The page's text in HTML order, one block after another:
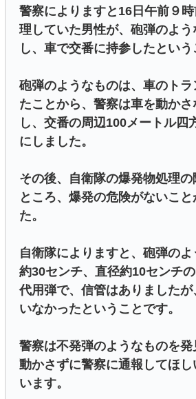
警察によりますと16日午前９
理していた男性が、砲弾のよ
し、車で交番に持参したという
砲弾のようなものは、車のト
たことから、警察は車を動か
し、交番の周辺100メートル四
にしました。
その後、自衛隊の爆発物処理
ところ、爆発の危険がないこ
た。
自衛隊によりますと、砲弾のよ
約30センチ、直径約10センチ
代用弾で、信管はありました
いなかったということです。
警察は不発弾のようなものを発
動かさずに警察に通報してほ
います。